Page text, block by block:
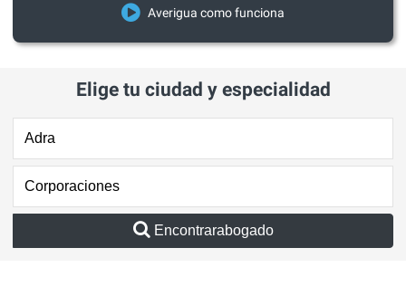
Averigua como funciona
Elige tu ciudad y especialidad
Encontrarabogado